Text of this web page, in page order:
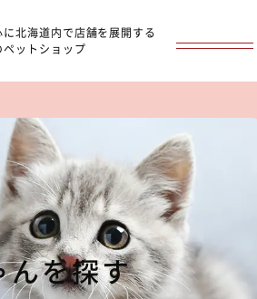
北海道内で店舗を展開する
ットショップ
んを探す